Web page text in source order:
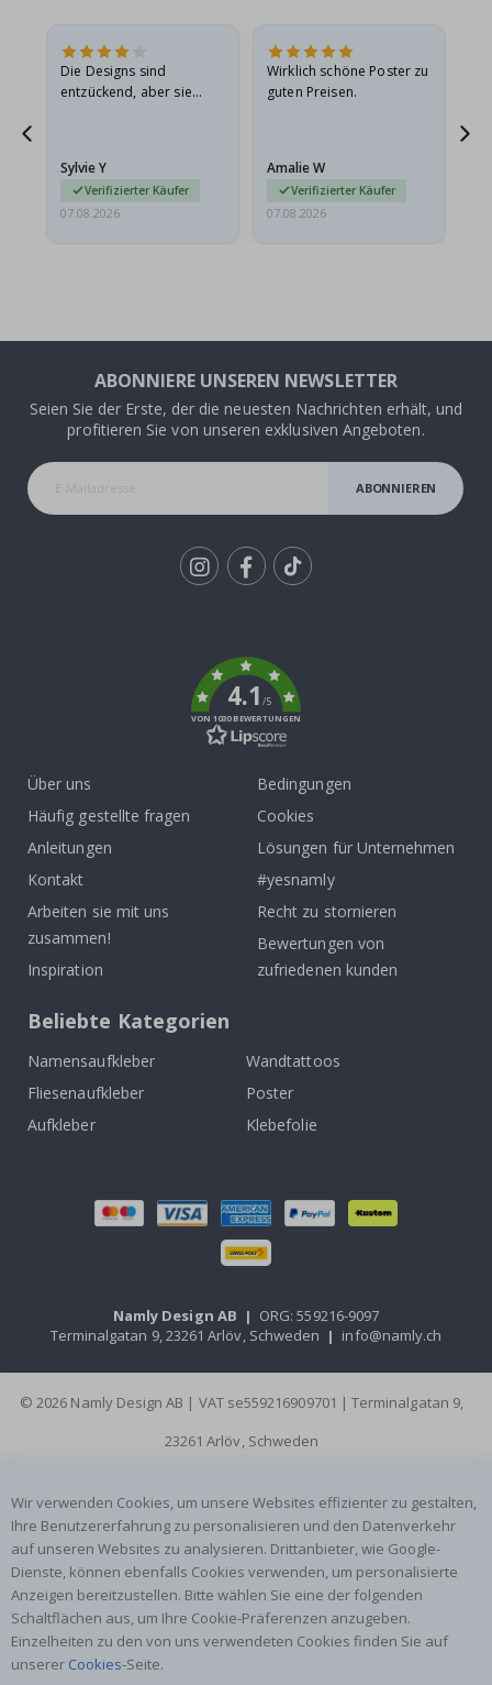
Die Designs sind
entzückend, aber sie
sie…
Sylvie Y
Verifizierter Käufer
07.08.2026
Wirklich schöne Poster zu
guten Preisen.
Amalie W
Verifizierter Käufer
07.08.2026
ABONNIERE UNSEREN NEWSLETTER
Seien Sie der Erste, der die neuesten Nachrichten erhält, und
profitieren Sie von unseren exklusiven Angeboten.
ABONNIEREN
4.1/5
VON 1030 BEWERTUNGEN
Über uns
Häufig gestellte fragen
Anleitungen
Kontakt
Arbeiten sie mit uns
zusammen!
Inspiration
Bedingungen
Cookies
Lösungen für Unternehmen
#yesnamly
Recht zu stornieren
Bewertungen von
zufriedenen kunden
Beliebte Kategorien
Namensaufkleber
Wandtattoos
Fliesenaufkleber
Poster
Aufkleber
Klebefolie
Namly Design AB | ORG: 559216-9097
Terminalgatan 9, 23261 Arlöv, Schweden | info@namly.ch
© 2026 Namly Design AB | VAT se559216909701 | Terminalgatan 9,
23261 Arlöv, Schweden
Wir verwenden Cookies, um unsere Websites effizienter zu gestalten,
Ihre Benutzererfahrung zu personalisieren und den Datenverkehr
auf unseren Websites zu analysieren. Drittanbieter, wie Google-
Dienste, können ebenfalls Cookies verwenden, um personalisierte
Anzeigen bereitzustellen. Bitte wählen Sie eine der folgenden
Schaltflächen aus, um Ihre Cookie-Präferenzen anzugeben.
Einzelheiten zu den von uns verwendeten Cookies finden Sie auf
unserer Cookies-Seite.